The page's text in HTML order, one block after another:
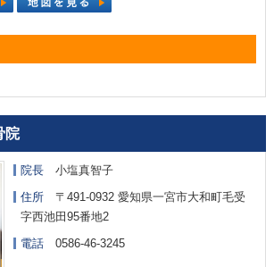
院
院長小塩真智子
住所〒491-0932 愛知県一宮市大和町毛受
字西池田95番地2
電話0586-46-3245